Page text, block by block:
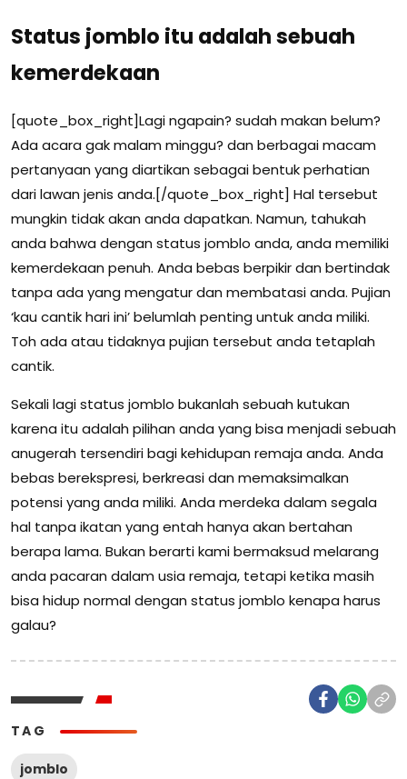
Status jomblo itu adalah sebuah
kemerdekaan
[quote_box_right]Lagi ngapain? sudah makan belum?
Ada acara gak malam minggu? dan berbagai macam
pertanyaan yang diartikan sebagai bentuk perhatian
dari lawan jenis anda.[/quote_box_right] Hal tersebut
mungkin tidak akan anda dapatkan. Namun, tahukah
anda bahwa dengan status jomblo anda, anda memiliki
kemerdekaan penuh. Anda bebas berpikir dan bertindak
tanpa ada yang mengatur dan membatasi anda. Pujian
‘kau cantik hari ini’ belumlah penting untuk anda miliki.
Toh ada atau tidaknya pujian tersebut anda tetaplah
cantik.
Sekali lagi status jomblo bukanlah sebuah kutukan
karena itu adalah pilihan anda yang bisa menjadi sebuah
anugerah tersendiri bagi kehidupan remaja anda. Anda
bebas berekspresi, berkreasi dan memaksimalkan
potensi yang anda miliki. Anda merdeka dalam segala
hal tanpa ikatan yang entah hanya akan bertahan
berapa lama. Bukan berarti kami bermaksud melarang
anda pacaran dalam usia remaja, tetapi ketika masih
bisa hidup normal dengan status jomblo kenapa harus
galau?
TAG
jomblo